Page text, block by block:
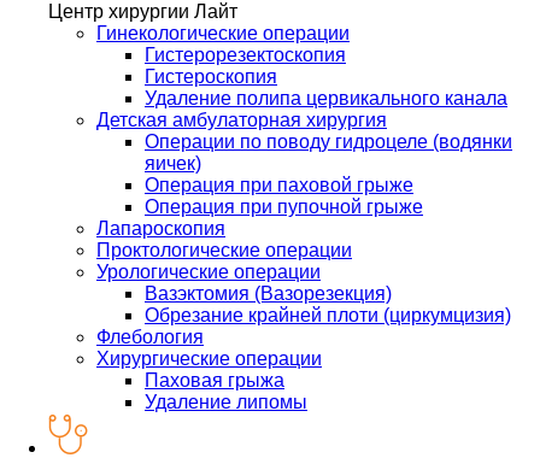
Центр хирургии Лайт
Гинекологические операции
Гистерорезектоскопия
Гистероскопия
Удаление полипа цервикального канала
Детская амбулаторная хирургия
Операции по поводу гидроцеле (водянки
яичек)
Операция при паховой грыже
Операция при пупочной грыже
Лапароскопия
Проктологические операции
Урологические операции
Вазэктомия (Вазорезекция)
Обрезание крайней плоти (циркумцизия)
Флебология
Хирургические операции
Паховая грыжа
Удаление липомы